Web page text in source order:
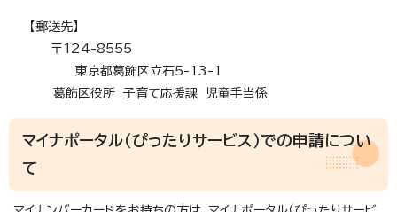
【郵送先】
〒124-8555
東京都葛飾区立石5-13-1
葛飾区役所 子育て応援課 児童手当係
マイナポータル（ぴったりサービス）での申請につい
て